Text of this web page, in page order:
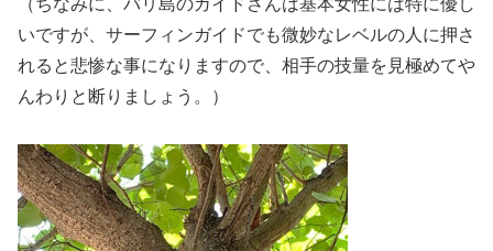
いですが、サーフィンガイドでも微妙なレベルの人に押さ
れると悲惨な事になりますので、相手の技量を見極めてや
んわりと断りましょう。）